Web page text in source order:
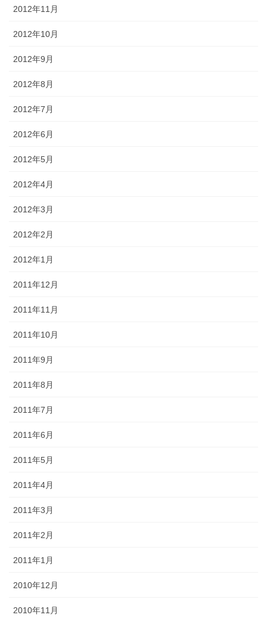
2012年11月
2012年10月
2012年9月
2012年8月
2012年7月
2012年6月
2012年5月
2012年4月
2012年3月
2012年2月
2012年1月
2011年12月
2011年11月
2011年10月
2011年9月
2011年8月
2011年7月
2011年6月
2011年5月
2011年4月
2011年3月
2011年2月
2011年1月
2010年12月
2010年11月